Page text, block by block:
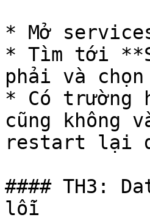
* Mở
* Tìm tới
phải và
* Có trường
cũng không
restart lại
#### TH3:
lỗi